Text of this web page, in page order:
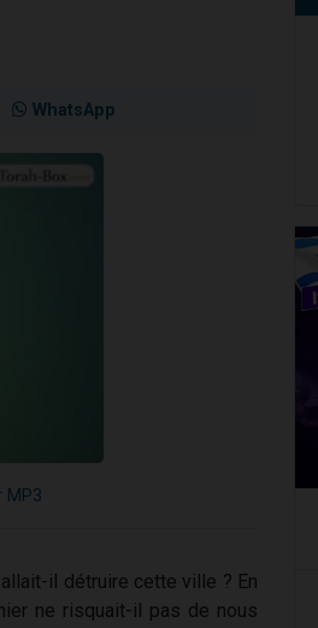
WhatsApp
MP3
il détruire cette ville ? En
ne risquait-il pas de nous